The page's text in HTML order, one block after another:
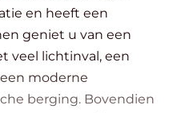
en heeft een
veel lichtinval, een
moderne
Bovendien